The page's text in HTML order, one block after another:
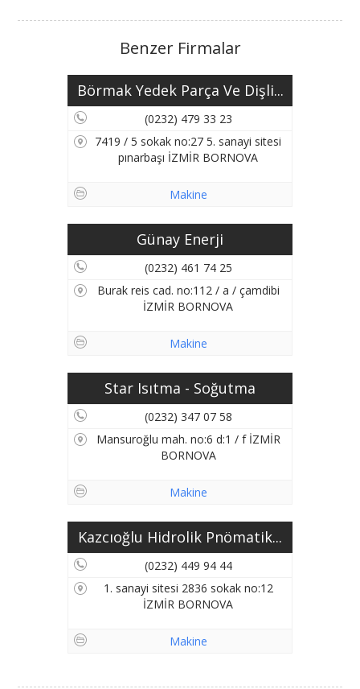
Benzer Firmalar
Börmak Yedek Parça Ve Dişli...
(0232) 479 33 23
7419 / 5 sokak no:27 5. sanayi sitesi
pınarbaşı İZMİR BORNOVA
Makine
Günay Enerji
(0232) 461 74 25
Burak reis cad. no:112 / a / çamdibi
İZMİR BORNOVA
Makine
Star Isıtma - Soğutma
(0232) 347 07 58
Mansuroğlu mah. no:6 d:1 / f İZMİR
BORNOVA
Makine
Kazcıoğlu Hidrolik Pnömatik...
(0232) 449 94 44
1. sanayi sitesi 2836 sokak no:12
İZMİR BORNOVA
Makine